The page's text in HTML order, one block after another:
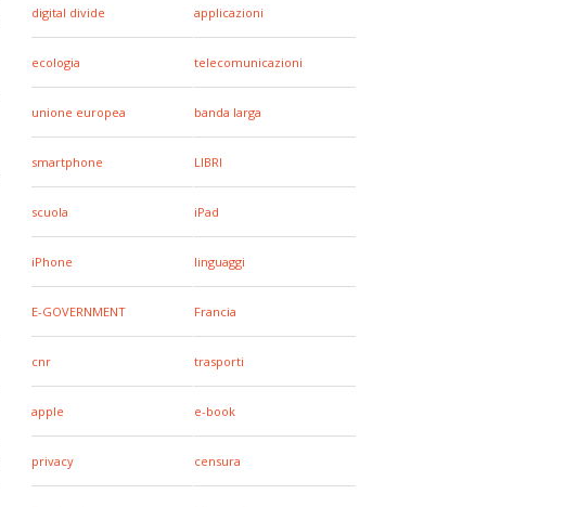
digital divide applicazioni
ecologia telecomunicazioni
unione europea banda larga
smartphone LIBRI
scuola iPad
iPhone linguaggi
E-GOVERNMENT Francia
cnr trasporti
apple e-book
privacy censura